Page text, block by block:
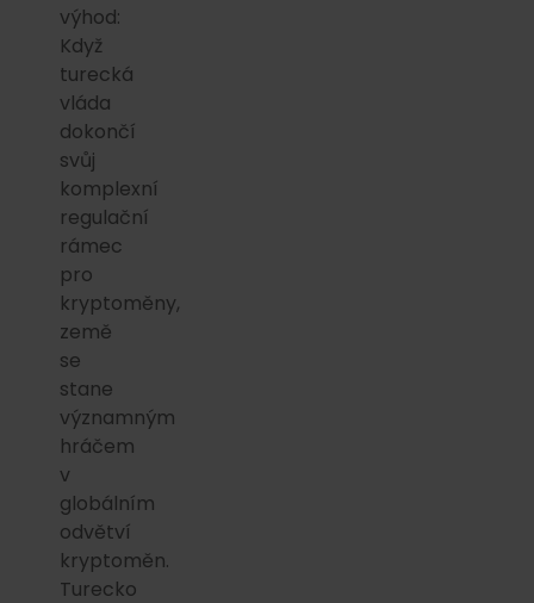
výhod:
Když
turecká
vláda
dokončí
svůj
komplexní
regulační
rámec
pro
kryptoměny,
země
se
stane
významným
hráčem
v
globálním
odvětví
kryptoměn.
Turecko